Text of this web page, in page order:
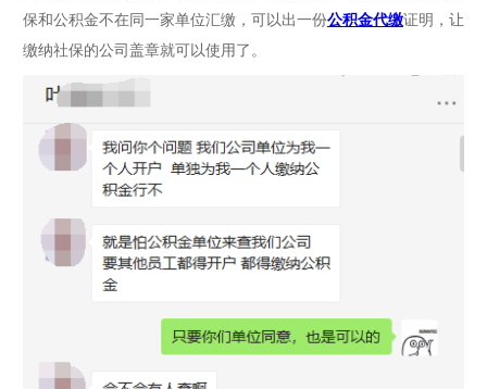
保和公积金不在同一家单位汇缴，可以出一份公积金代缴证明，让
缴纳社保的公司盖章就可以使用了。